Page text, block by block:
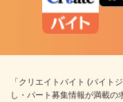
「クリエイトバイト (バイト
し・パート募集情報が満載の